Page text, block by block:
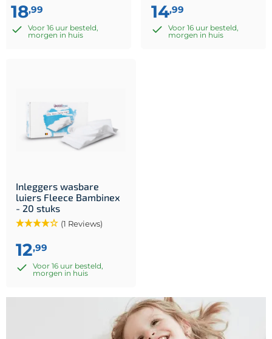
18,99
Voor 16 uur besteld,
morgen in huis
14,99
Voor 16 uur besteld,
morgen in huis
Inleggers wasbare
luiers Fleece Bambinex
- 20 stuks
(1 Reviews)
12,99
Voor 16 uur besteld,
morgen in huis